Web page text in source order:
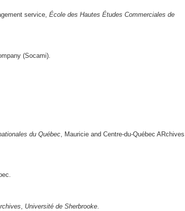
service, École des Hautes Études Commerciales de
(Socami).
du Québec , Mauricie and Centre-du-Québec ARchives
, Université de Sherbrooke.